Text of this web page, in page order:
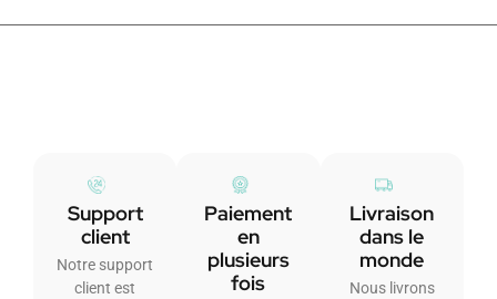
Support
client
Notre support
client est
Paiement
en
plusieurs
fois
Livraison
dans le
monde
Nous livrons